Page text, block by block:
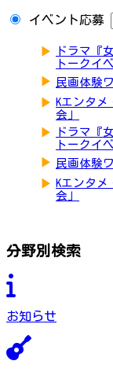
イベント応募
▶
ドラマ『
トークイ
▶ 民画体験
▶ Kエンタメ
会」
▶
ドラマ『
トークイ
▶ 民画体験
▶ Kエンタメ
会」
分野別検索
お知らせ